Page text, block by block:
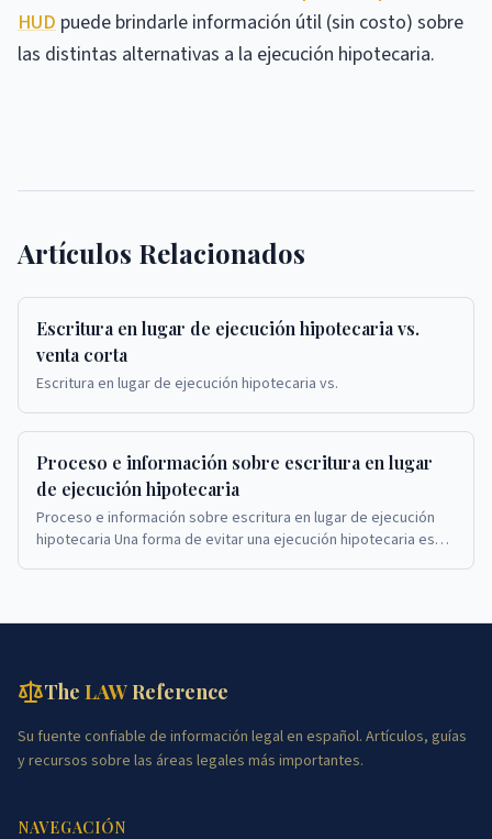
HUD puede brindarle información útil (sin costo) sobre
las distintas alternativas a la ejecución hipotecaria.
Artículos Relacionados
Escritura en lugar de ejecución hipotecaria vs.
venta corta
Escritura en lugar de ejecución hipotecaria vs.
Proceso e información sobre escritura en lugar
de ejecución hipotecaria
Proceso e información sobre escritura en lugar de ejecución
hipotecaria Una forma de evitar una ejecución hipotecaria es
The LAWReference
Su fuente confiable de información legal en español. Artículos, guías
y recursos sobre las áreas legales más importantes.
NAVEGACIÓN